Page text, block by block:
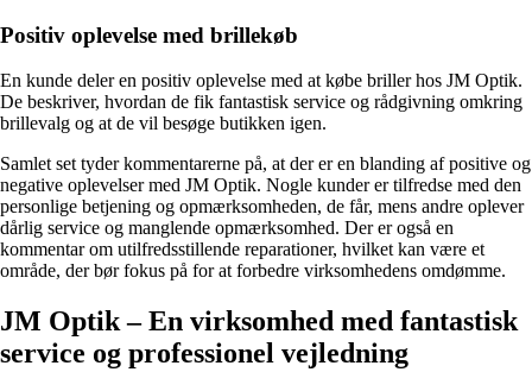
Positiv oplevelse med brillekøb
En kunde deler en positiv oplevelse med at købe briller hos JM Optik.
De beskriver, hvordan de fik fantastisk service og rådgivning omkring
brillevalg og at de vil besøge butikken igen.
Samlet set tyder kommentarerne på, at der er en blanding af positive og
negative oplevelser med JM Optik. Nogle kunder er tilfredse med den
personlige betjening og opmærksomheden, de får, mens andre oplever
dårlig service og manglende opmærksomhed. Der er også en
kommentar om utilfredsstillende reparationer, hvilket kan være et
område, der bør fokus på for at forbedre virksomhedens omdømme.
JM Optik – En virksomhed med fantastisk
service og professionel vejledning